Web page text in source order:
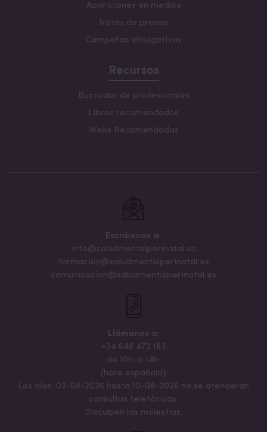
Apariciones en medios
Notas de prensa
Campañas divulgativas
Recursos
Buscador de profesionales
Libros recomendados
Webs Recomendadas
Escribenos a:
info@saludmentalperinatal.es
formacion@saludmentalperinatal.es
comunicacion@saludmentalperinatal.es
Llámanos a:
+34 648 472 183
de 10h. a 14h.
(hora española)
Los días: 03-08-2026 hasta 10-08-2026 no se atenderán
consultas telefónicas.
Disculpen las molestias.